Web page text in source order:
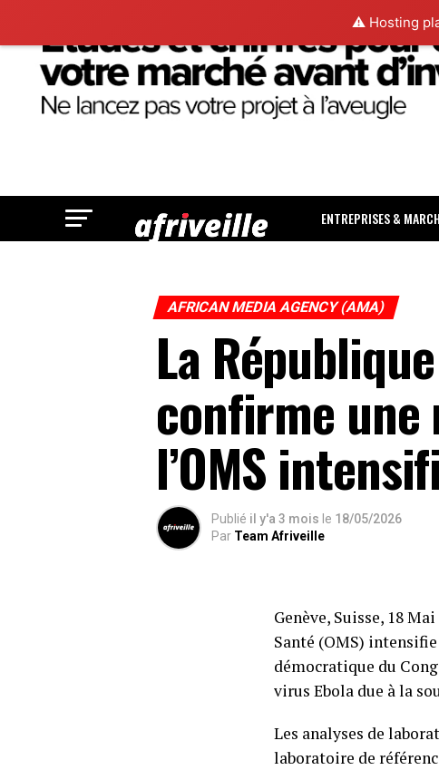
⚠️ Hosting
ENTREPRISES &
AFRICAN MEDIA AGENCY (AMA)
La
confirme une
l’OMS
Publié il y'a 3 mois le 18/05/2026
Par Team Afriveille
Genève, Suisse, 18
Santé (OMS)
démocratique du
virus Ebola due à la
Les analyses de
laboratoire de